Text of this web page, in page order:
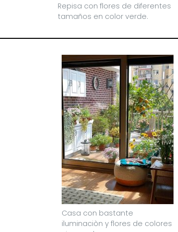
Repisa con flores de diferentes
tamaños en color verde.
Casa con bastante
iluminaciòn y flores de colores